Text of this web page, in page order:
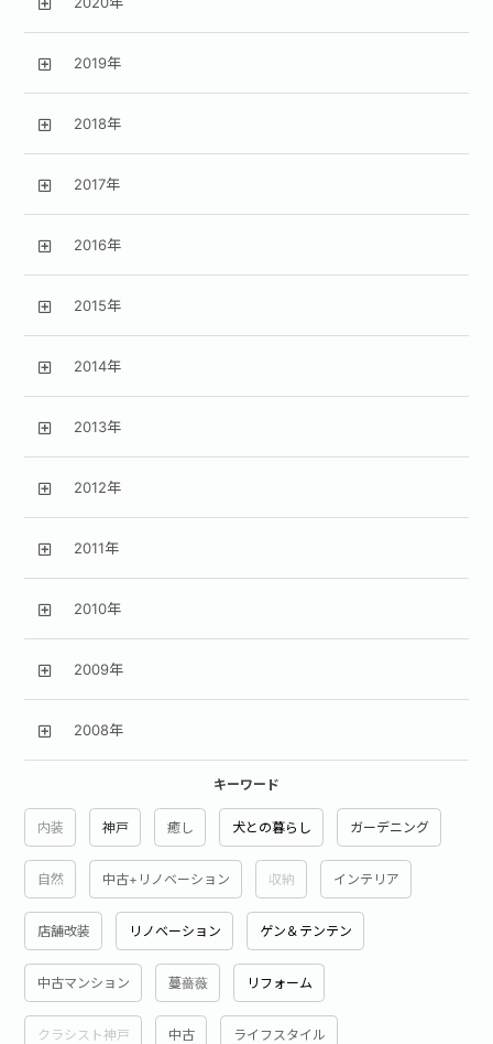
2019年
2018年
2017年
2016年
2015年
2014年
2013年
2012年
2011年
2010年
2009年
2008年
キーワード
内装 神戸 癒し 犬との暮らし ガーデニング
自然 中古+リノベーション 収納 インテリア
店舗改装 リノベーション ゲン＆テンテン
中古マンション 蔓薔薇 リフォーム
クラシスト神戸 中古 ライフスタイル